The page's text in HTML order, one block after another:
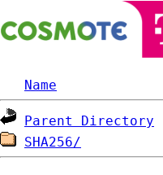
Name
Parent Directory
SHA256/